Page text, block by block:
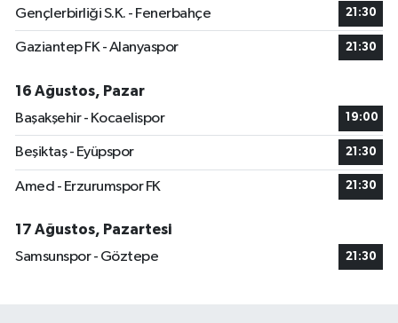
Gençlerbirliği S.K. - Fenerbahçe 21:30
Gaziantep FK - Alanyaspor 21:30
16 Ağustos, Pazar
Başakşehir - Kocaelispor
19:00
Beşiktaş - Eyüpspor 21:30
Amed - Erzurumspor FK 21:30
17 Ağustos, Pazartesi
Samsunspor - Göztepe
21:30